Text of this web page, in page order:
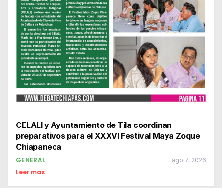
CELALI y Ayuntamiento de Tila coordinan
preparativos para el XXXVI Festival Maya Zoque
Chiapaneca
GENERAL ago 7, 2026
Leer mas